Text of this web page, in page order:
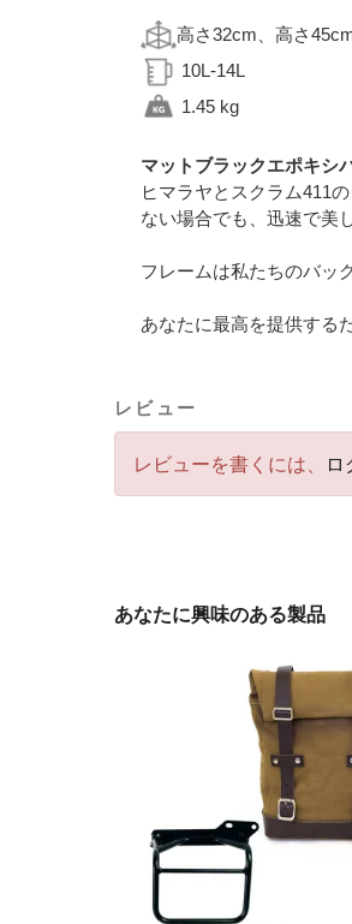
高さ32cm、高さ
10L-14L
1.45 kg
マットブラックエポキシ
ヒマラヤとスクラム411
ない場合でも、迅速で美
フレームは私たちのバッ
あなたに最高を提供する
レビュー
レビューを書くには、 ロ
あなたに興味のある製品